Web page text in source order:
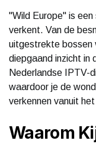
"Wild Europe" is
verkent. Van de
uitgestrekte bossen
diepgaand inzicht in
Nederlandse IPTV-
waardoor je de
verkennen vanuit
Waarom